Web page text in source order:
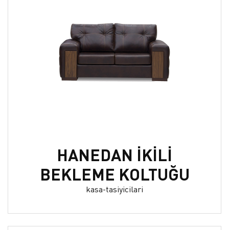
HANEDAN İKİLİ
BEKLEME KOLTUĞU
kasa-tasiyicilari